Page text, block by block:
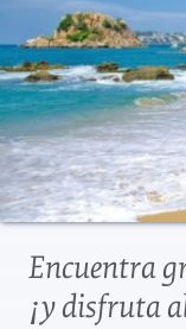
Encuentra
¡y disfruta